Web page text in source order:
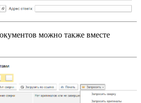
можно также вместе